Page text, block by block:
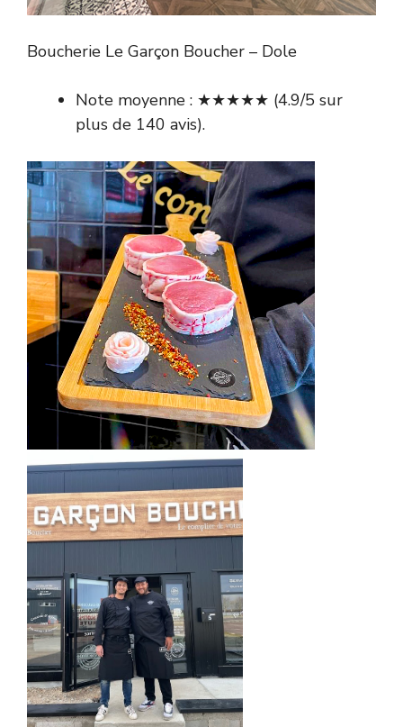
Boucherie Le Garçon Boucher – Dole
Note moyenne : ★★★★★ (4.9/5 sur
plus de 140 avis).